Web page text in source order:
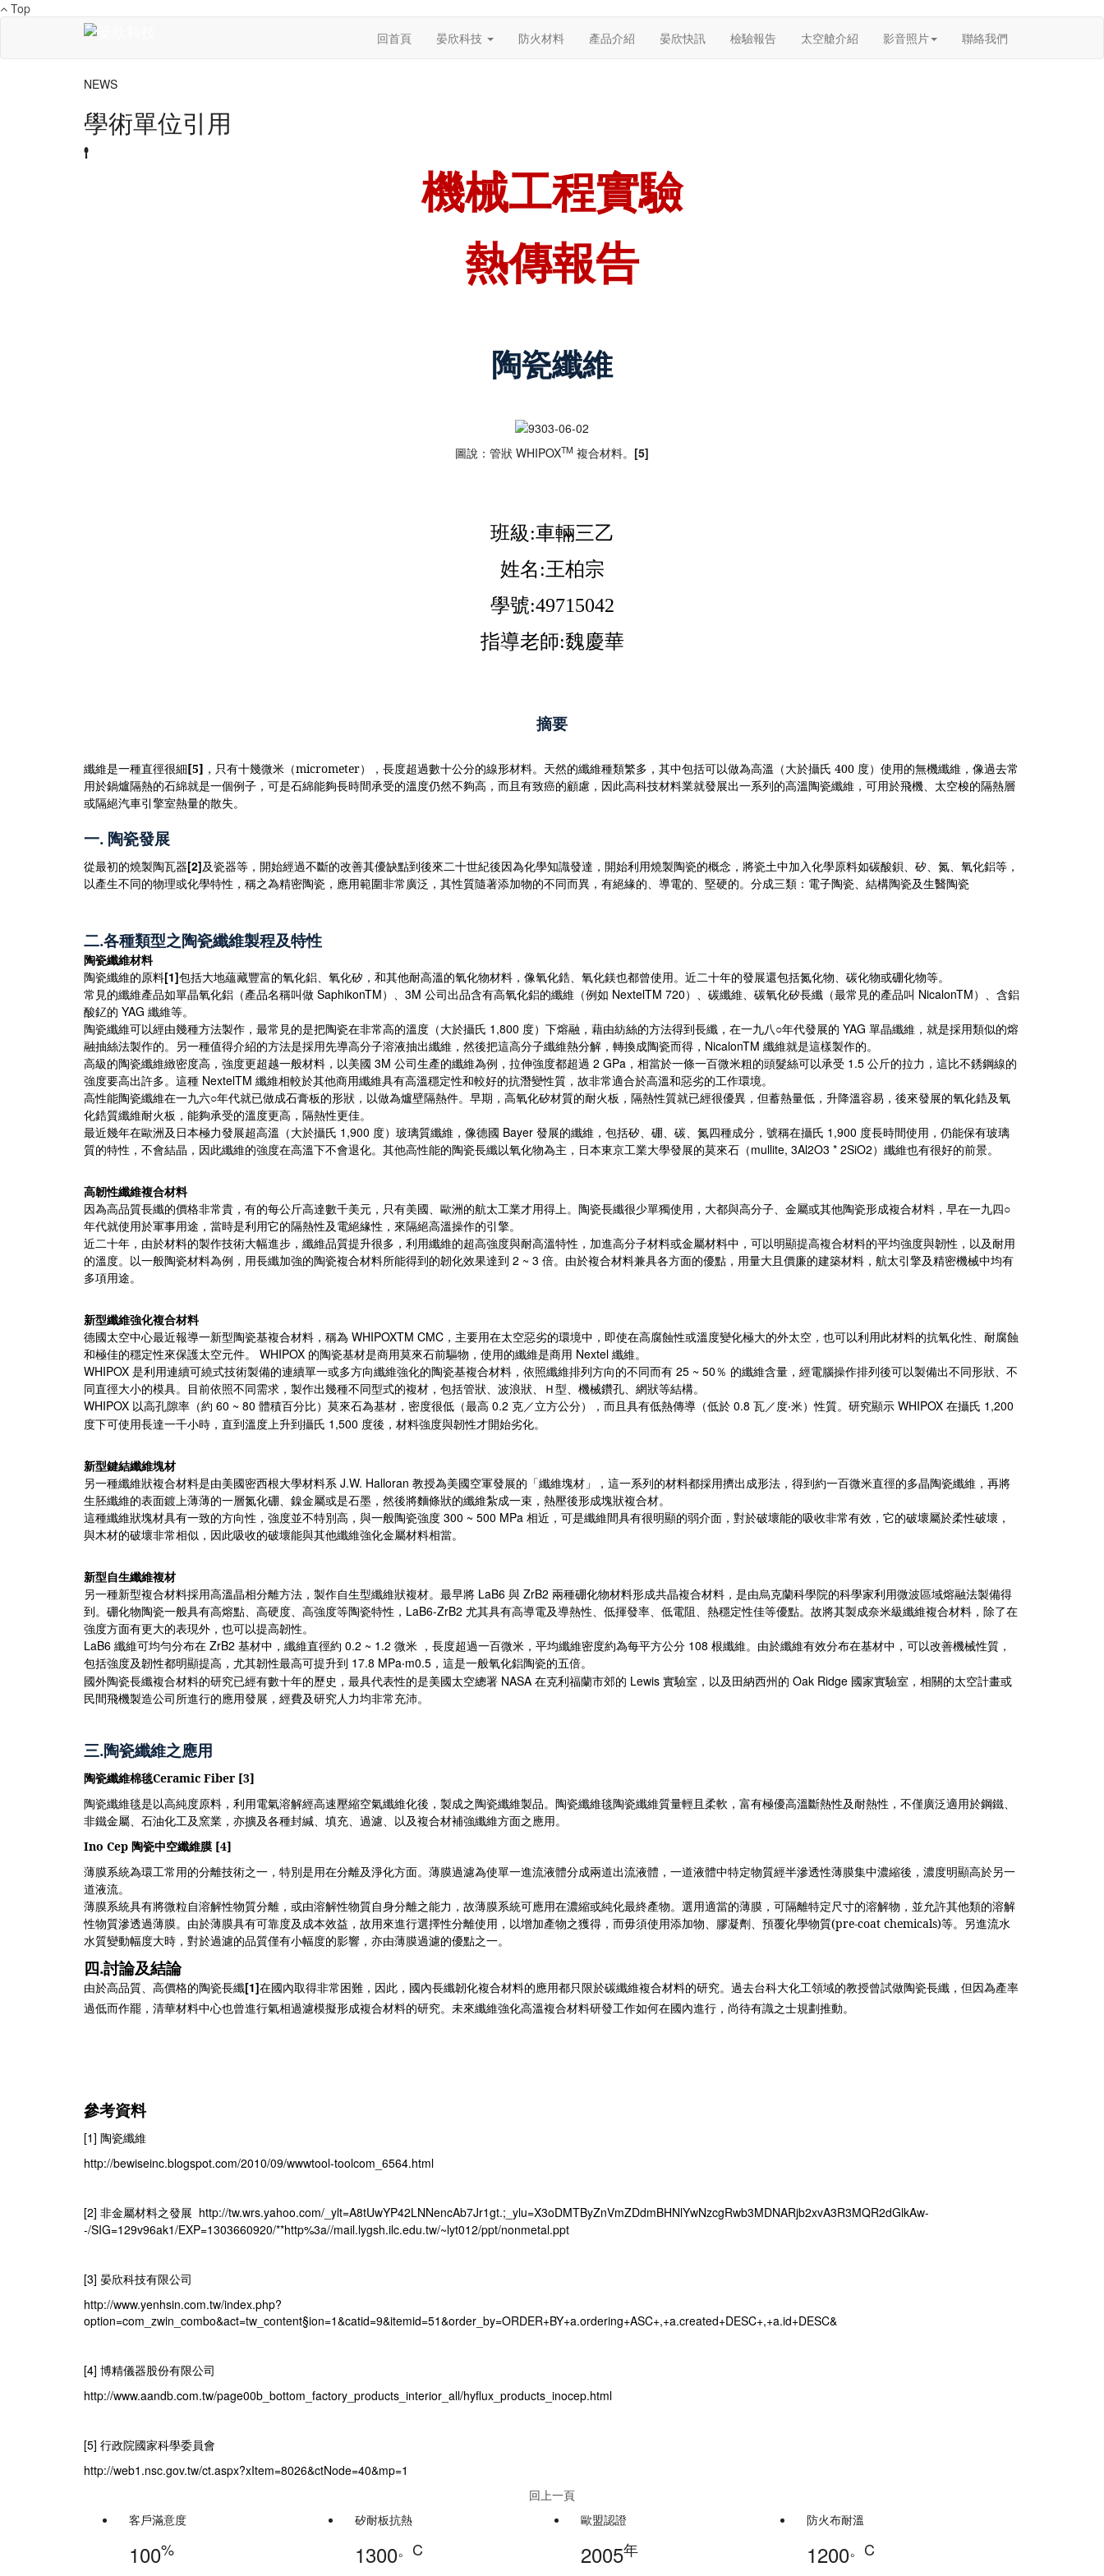
Top
回首頁
晏欣科技 防火材料 產品介紹 晏欣快訊 檢驗報告 太空艙介紹 影音照片 聯絡我們
NEWS
學術單位引用
機械工程實驗
熱傳報告
陶瓷纖維
圖說：管狀 WHIPOXTM 複合材料。 [5]
班級:車輛三乙
姓名 :王柏宗
學號:49715042
指導老師:魏慶華
摘要
纖維是一種直徑很細[5] ，只有十幾微米（micrometer），長度超過數十公分的線形材料。天然的纖維種類繁多，其中包括可以做為高溫（大於攝氏 400 度）使用的無機纖維，像過去常
用於鍋爐隔熱的石綿就是一個例子，可是石綿能夠長時間承受的溫度仍然不夠高，而且有致癌的顧慮，因此高科技材料業就發展出一系列的高溫陶瓷纖維，可用於飛機、太空梭的隔熱層
或隔絕汽車引擎室熱量的散失。
一. 陶瓷發展
從最初的燒製陶瓦器[2]及瓷器等，開始經過不斷的改善其優缺點到後來二十世紀後因為化學知識發達，開始利用燒製陶瓷的概念，將瓷土中加入化學原料如碳酸鋇、矽、氮、氧化鋁等，
以產生不同的物理或化學特性，稱之為精密陶瓷，應用範圍非常廣泛，其性質隨著添加物的不同而異，有絕緣的、導電的、堅硬的。分成三類：電子陶瓷、結構陶瓷及生醫陶瓷
二.各種類型之陶瓷纖維製程及特性
陶瓷纖維材料
陶瓷纖維的原料[1]包括大地蘊藏豐富的氧化鋁、氧化矽，和其他耐高溫的氧化物材料，像氧化鋯、氧化鎂也都曾使用。近二十年的發展還包括氮化物、碳化物或硼化物等。
常見的纖維產品如單晶氧化鋁（產品名稱叫做 SaphikonTM）、 3M 公司出品含有高氧化鋁的纖維（例如 NextelTM 720）、碳纖維、碳氧化矽長纖（最常見的產品叫 NicalonTM）、含鋁
酸釔的 YAG 纖維等。
陶瓷纖維可以經由幾種方法製作，最常見的是把陶瓷在非常高的溫度（大於攝氏 1,800 度）下熔融，藉由紡絲的方法得到長纖，在一九八○年代發展的 YAG 單晶纖維，就是採用類似的熔
融抽絲法製作的。另一種值得介紹的方法是採用先導高分子溶液抽出纖維，然後把這高分子纖維熱分解，轉換成陶瓷而得， NicalonTM 纖維就是這樣製作的。
高級的陶瓷纖維緻密度高，強度更超越一般材料，以美國 3M 公司生產的纖維為例，拉伸強度都超過 2 GPa ，相當於一條一百微米粗的頭髮絲可以承受 1.5 公斤的拉力，這比不銹鋼線的
強度要高出許多。這種 NextelTM 纖維相較於其他商用纖維具有高溫穩定性和較好的抗潛變性質，故非常適合於高溫和惡劣的工作環境。
高性能陶瓷纖維在一九六○年代就已做成石膏板的形狀，以做為爐壁隔熱件。早期，高氧化矽材質的耐火板，隔熱性質就已經很優異，但蓄熱量低，升降溫容易，後來發展的氧化鋯及氧
化鋯質纖維耐火板，能夠承受的溫度更高，隔熱性更佳。
最近幾年在歐洲及日本極力發展超高溫（大於攝氏 1,900 度）玻璃質纖維，像德國 Bayer 發展的纖維，包括矽、硼、碳、氮四種成分，號稱在攝氏 1,900 度長時間使用，仍能保有玻璃
質的特性，不會結晶，因此纖維的強度在高溫下不會退化。其他高性能的陶瓷長纖以氧化物為主，日本東京工業大學發展的莫來石（mullite, 3Al2O3 * 2SiO2）纖維也有很好的前景。
高韌性纖維複合材料
因為高品質長纖的價格非常貴，有的每公斤高達數千美元，只有美國、歐洲的航太工業才用得上。陶瓷長纖很少單獨使用，大都與高分子、金屬或其他陶瓷形成複合材料，早在一九四○
年代就使用於軍事用途，當時是利用它的隔熱性及電絕緣性，來隔絕高溫操作的引擎。
近二十年，由於材料的製作技術大幅進步，纖維品質提升很多，利用纖維的超高強度與耐高溫特性，加進高分子材料或金屬材料中，可以明顯提高複合材料的平均強度與韌性，以及耐用
的溫度。以一般陶瓷材料為例，用長纖加強的陶瓷複合材料所能得到的韌化效果達到 2 ~ 3 倍。由於複合材料兼具各方面的優點，用量大且價廉的建築材料，航太引擎及精密機械中均有
多項用途。
新型纖維強化複合材料
德國太空中心最近報導一新型陶瓷基複合材料，稱為 WHIPOXTM CMC ，主要用在太空惡劣的環境中，即使在高腐蝕性或溫度變化極大的外太空，也可以利用此材料的抗氧化性、耐腐蝕
和極佳的穩定性來保護太空元件。
WHIPOX 的陶瓷基材是商用莫來石前驅物，使用的纖維是商用 Nextel 纖維。
WHIPOX 是利用連續可繞式技術製備的連續單一或多方向纖維強化的陶瓷基複合材料，依照纖維排列方向的不同而有 25 ~ 50％ 的纖維含量，經電腦操作排列後可以製備出不同形狀、不
同直徑大小的模具。目前依照不同需求，製作出幾種不同型式的複材，包括管狀、波浪狀、Ｈ型、機械鑽孔、網狀等結構。
WHIPOX 以高孔隙率（約 60 ~ 80 體積百分比）莫來石為基材，密度很低（最高 0.2 克／立方公分），而且具有低熱傳導（低於 0.8 瓦／度‧米）性質。研究顯示 WHIPOX 在攝氏 1,200
度下可使用長達一千小時，直到溫度上升到攝氏 1,500 度後，材料強度與韌性才開始劣化。
新型鍵結纖維塊材
另一種纖維狀複合材料是由美國密西根大學材料系 J.W. Halloran 教授為美國空軍發展的「纖維塊材」，這一系列的材料都採用擠出成形法，得到約一百微米直徑的多晶陶瓷纖維，再將
生胚纖維的表面鍍上薄薄的一層氮化硼、鎳金屬或是石墨，然後將麵條狀的纖維紮成一束，熱壓後形成塊狀複合材。
這種纖維狀塊材具有一致的方向性，強度並不特別高，與一般陶瓷強度 300 ~ 500 MPa 相近，可是纖維間具有很明顯的弱介面，對於破壞能的吸收非常有效，它的破壞屬於柔性破壞，
與木材的破壞非常相似，因此吸收的破壞能與其他纖維強化金屬材料相當。
新型自生纖維複材
另一種新型複合材料採用高溫晶相分離方法，製作自生型纖維狀複材。最早將 LaB6 與 ZrB2 兩種硼化物材料形成共晶複合材料，是由烏克蘭科學院的科學家利用微波區域熔融法製備得
到。硼化物陶瓷一般具有高熔點、高硬度、高強度等陶瓷特性， LaB6-ZrB2 尤其具有高導電及導熱性、低揮發率、低電阻、熱穩定性佳等優點。故將其製成奈米級纖維複合材料，除了在
強度方面有更大的表現外，也可以提高韌性。
LaB6 纖維可均勻分布在 ZrB2 基材中，纖維直徑約 0.2 ~ 1.2 微米 ，長度超過一百微米，平均纖維密度約為每平方公分 108 根纖維。由於纖維有效分布在基材中，可以改善機械性質，
包括強度及韌性都明顯提高，尤其韌性最高可提升到 17.8 MPa‧m0.5 ，這是一般氧化鋁陶瓷的五倍。
國外陶瓷長纖複合材料的研究已經有數十年的歷史，最具代表性的是美國太空總署 NASA 在克利福蘭市郊的 Lewis 實驗室，以及田納西州的 Oak Ridge 國家實驗室，相關的太空計畫或
民間飛機製造公司所進行的應用發展，經費及研究人力均非常充沛。
三.陶瓷纖維之應用
陶瓷纖維棉毯Ceramic Fiber [3]
陶瓷纖維毯是以高純度原料，利用電氣溶解經高速壓縮空氣纖維化後，製成之陶瓷纖維製品。陶瓷纖維毯陶瓷纖維質量輕且柔軟，富有極優高溫斷熱性及耐熱性，不僅廣泛適用於鋼鐵、
非鐵金屬、石油化工及窯業，亦擴及各種封緘、填充、過濾、以及複合材補強纖維方面之應用。
Ino Cep 陶瓷中空纖維膜 [4]
薄膜系統為環工常用的分離技術之一，特別是用在分離及淨化方面。薄膜過濾為使單一進流液體分成兩道出流液體，一道液體中特定物質經半滲透性薄膜集中濃縮後，濃度明顯高於另一
道液流。
薄膜系統具有將微粒自溶解性物質分離，或由溶解性物質自身分離之能力，故薄膜系統可應用在濃縮或純化最終產物。選用適當的薄膜，可隔離特定尺寸的溶解物，並允許其他類的溶解
性物質滲透過薄膜。由於薄膜具有可靠度及成本效益，故用來進行選擇性分離使用，以增加產物之獲得，而毋須使用添加物、膠凝劑、預覆化學物質(pre-coat chemicals)等。另進流水
水質變動幅度大時，對於過濾的品質僅有小幅度的影響，亦由薄膜過濾的優點之一。
四.討論及結論
由於高品質、高價格的陶瓷長纖[1]在國內取得非常困難，因此，國內長纖韌化複合材料的應用都只限於碳纖維複合材料的研究。過去台科大化工領域的教授曾試做陶瓷長纖，但因為產率
過低而作罷，清華材料中心也曾進行氣相過濾模擬形成複合材料的研究。未來纖維強化高溫複合材料研發工作如何在國內進行，尚待有識之士規劃推動。
參考資料
[1] 陶瓷纖維
http://bewiseinc.blogspot.com/2010/09/wwwtool-toolcom_6564.html
[2] 非金屬材料之發展 http://tw.wrs.yahoo.com/_ylt=A8tUwYP42LNNencAb7Jr1gt.;_ylu=X3oDMTByZnVmZDdmBHNlYwNzcgRwb3MDNARjb2xvA3R3MQR2dGlkAw-
-/SIG=129v96ak1/EXP=1303660920/**http%3a//mail.lygsh.ilc.edu.tw/~lyt012/ppt/nonmetal.ppt
[3] 晏欣科技有限公司
http://www.yenhsin.com.tw/index.php?
option=com_zwin_combo&act=tw_content§ion=1&catid=9&itemid=51&order_by=ORDER+BY+a.ordering+ASC+,+a.created+DESC+,+a.id+DESC&
[4] 博精儀器股份有限公司
http://www.aandb.com.tw/page00b_bottom_factory_products_interior_all/hyflux_products_inocep.html
[5] 行政院國家科學委員會
http://web1.nsc.gov.tw/ct.aspx?xItem=8026&ctNode=40&mp=1
回上一頁
客戶滿意度
100%
矽耐板抗熱
1300。C
歐盟認證
2005年
防火布耐溫
1200。C